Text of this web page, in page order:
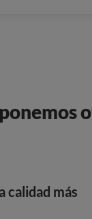
calidad más